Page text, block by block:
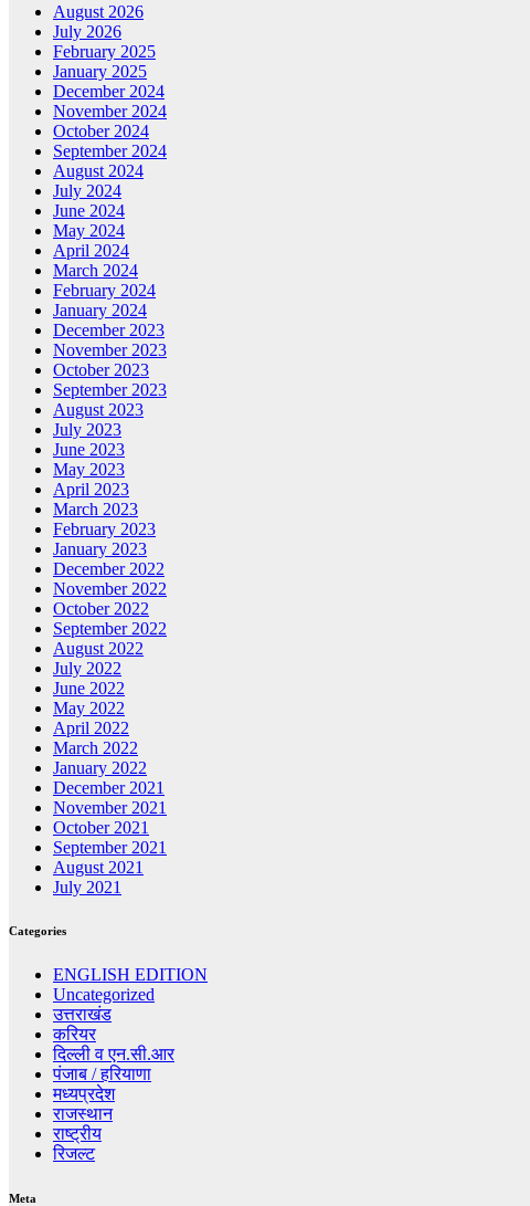
August 2026
July 2026
February 2025
January 2025
December 2024
November 2024
October 2024
September 2024
August 2024
July 2024
June 2024
May 2024
April 2024
March 2024
February 2024
January 2024
December 2023
November 2023
October 2023
September 2023
August 2023
July 2023
June 2023
May 2023
April 2023
March 2023
February 2023
January 2023
December 2022
November 2022
October 2022
September 2022
August 2022
July 2022
June 2022
May 2022
April 2022
March 2022
January 2022
December 2021
November 2021
October 2021
September 2021
August 2021
July 2021
Categories
ENGLISH EDITION
Uncategorized
उत्तराखंड
करियर
दिल्ली व एन.सी.आर
पंजाब / हरियाणा
मध्यप्रदेश
राजस्थान
राष्ट्रीय
रिजल्ट
Meta